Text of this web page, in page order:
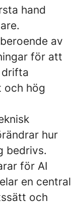
hand
av
för att
drifta
och hög
hur
bedrivs.
för AI
en central
och